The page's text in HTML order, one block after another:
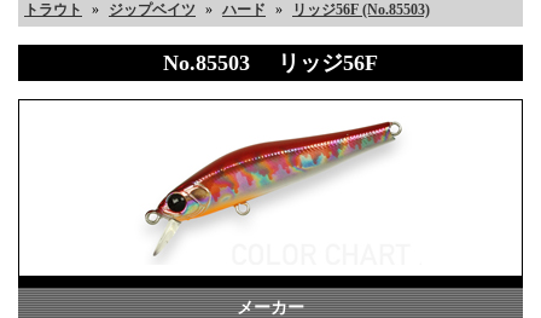
トラウト » ジップベイツ » ハード » リッジ56F (No.85503)
No.85503 リッジ56F
メーカー